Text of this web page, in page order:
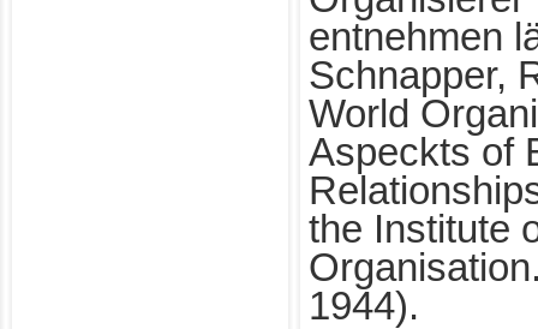
entnehmen
Schnapper,
World
Aspeckts of
the Institute
1944).